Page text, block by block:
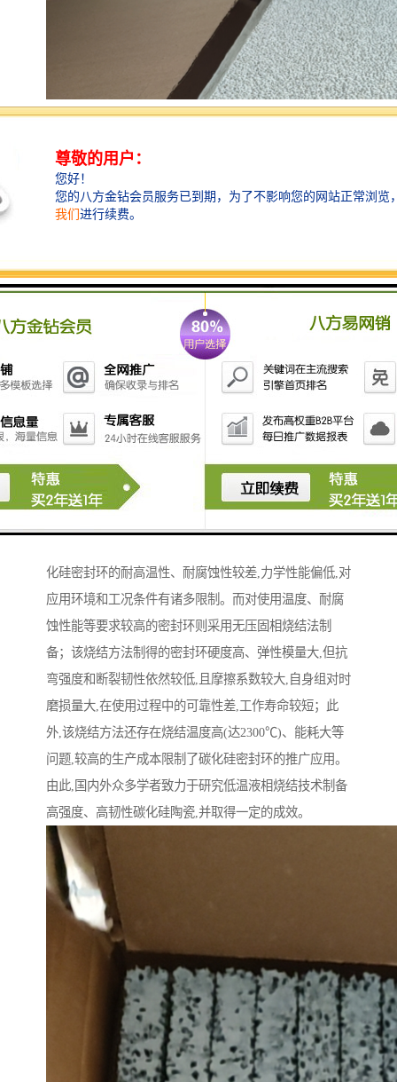
碳化硅陶瓷具有比重小、硬度高、比强度高、耐磨、耐
腐蚀、耐高温、抗热震性能良好等特点,被誉为第四代机
械密封材料,广泛用于各类特殊工况条件下工业设备和装
化硅密封环的耐高温性、耐腐蚀性较差,力学性能偏低,对
应用环境和工况条件有诸多限制。而对使用温度、耐腐
蚀性能等要求较高的密封环则采用无压固相烧结法制
备；该烧结方法制得的密封环硬度高、弹性模量大,但抗
弯强度和断裂韧性依然较低,且摩擦系数较大,自身组对时
磨损量大,在使用过程中的可靠性差,工作寿命较短；此
外,该烧结方法还存在烧结温度高(达2300℃)、能耗大等
问题,较高的生产成本限制了碳化硅密封环的推广应用。
由此,国内外众多学者致力于研究低温液相烧结技术制备
高强度、高韧性碳化硅陶瓷,并取得一定的成效。